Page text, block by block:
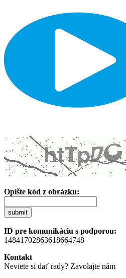
Opíšte kód z obrázku:
submit
ID pre komunikáciu s podporou:
14841702863618664748
Kontakt
Neviete si dať rady? Zavolajte nám